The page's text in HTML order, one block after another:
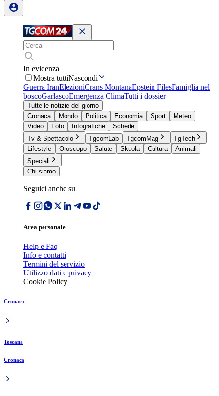
In evidenza
Mostra tuttiNascondi
Guerra IranElezioniCrans MontanaEpstein FilesFamiglia nel
boscoGarlascoEmergenza ClimaTutti i dossier
Tutte le notizie del giorno
Cronaca
Mondo Politica Economia Sport
Meteo
Video
Foto Infografiche
Schede
Tv & Spettacolo
TgcomLab TgcomMag
TgTech
Lifestyle
Oroscopo Salute Skuola Cultura
Animali
Speciali
Chi siamo
Seguici anche su
Area personale
Help e Faq
Info e contatti
Termini del servizio
Utilizzo dati e privacy
Cookie Policy
Cronaca
Toscana
Cronaca